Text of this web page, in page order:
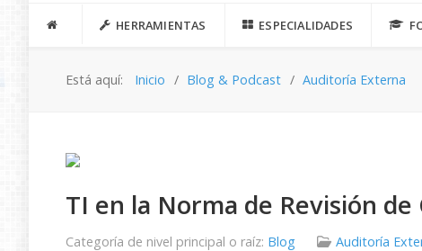
HERRAMIENTAS ESPECIALIDADES
Está aquí: Inicio Blog & Podcast Auditoría Externa
TI en la Norma de Revisión
Categoría de nivel principal o raíz: Blog Auditoría